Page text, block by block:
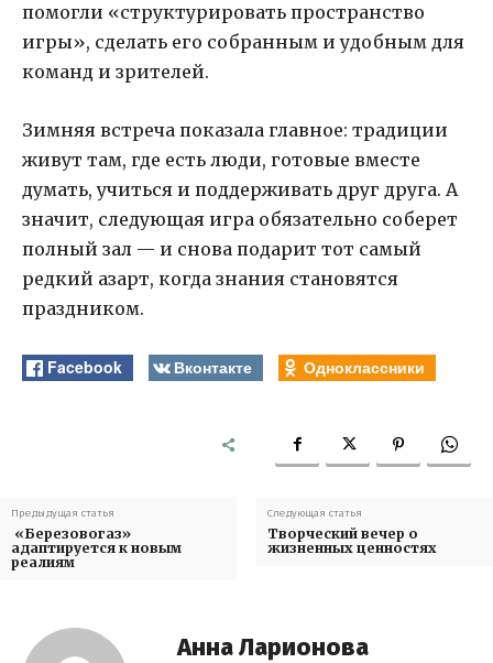
помогли «структурировать пространство
игры», сделать его собранным и удобным для
команд и зрителей.
Зимняя встреча показала главное: традиции
живут там, где есть люди, готовые вместе
думать, учиться и поддерживать друг друга. А
значит, следующая игра обязательно соберет
полный зал — и снова подарит тот самый
редкий азарт, когда знания становятся
праздником.
Facebook Вконтакте Одноклассники
Предыдущая статья
«Березовогаз»
адаптируется к новым
реалиям
Следующая статья
Творческий вечер о
жизненных ценностях
Анна Ларионова